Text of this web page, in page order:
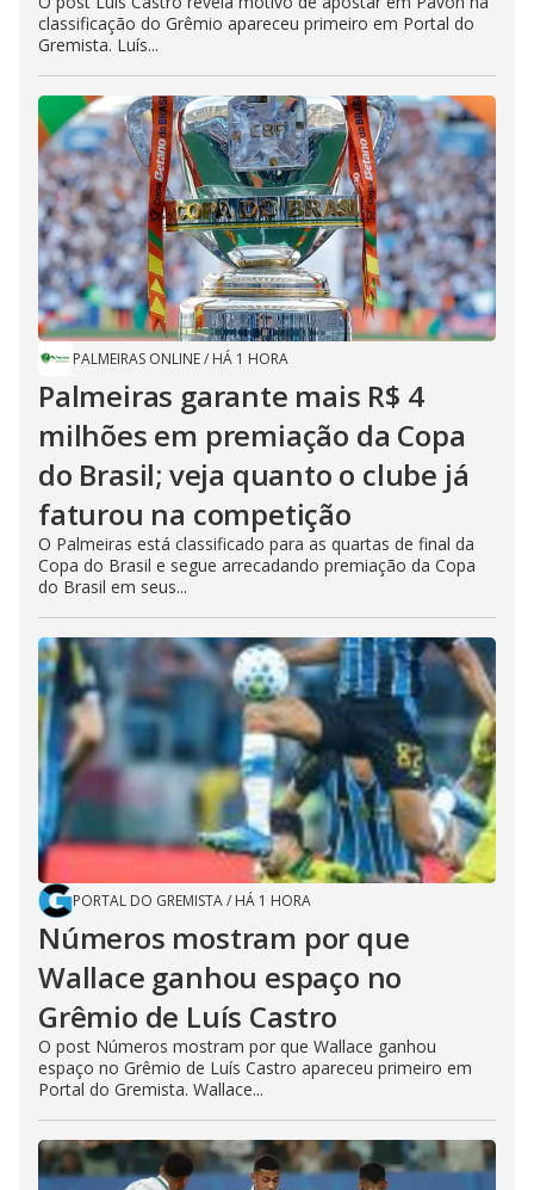
classificação do Grêmio apareceu primeiro em Portal do
Gremista. Luís...
PALMEIRAS ONLINE/ HÁ 1 HORA
Palmeiras garante mais R$ 4
milhões em premiação da Copa
do Brasil; veja quanto o clube já
faturou na competição
O Palmeiras está classificado para as quartas de final da
Copa do Brasil e segue arrecadando premiação da Copa
do Brasil em seus...
PORTAL DO GREMISTA/ HÁ 1 HORA
Números mostram por que
Wallace ganhou espaço no
Grêmio de Luís Castro
O post Números mostram por que Wallace ganhou
espaço no Grêmio de Luís Castro apareceu primeiro em
Portal do Gremista. Wallace...